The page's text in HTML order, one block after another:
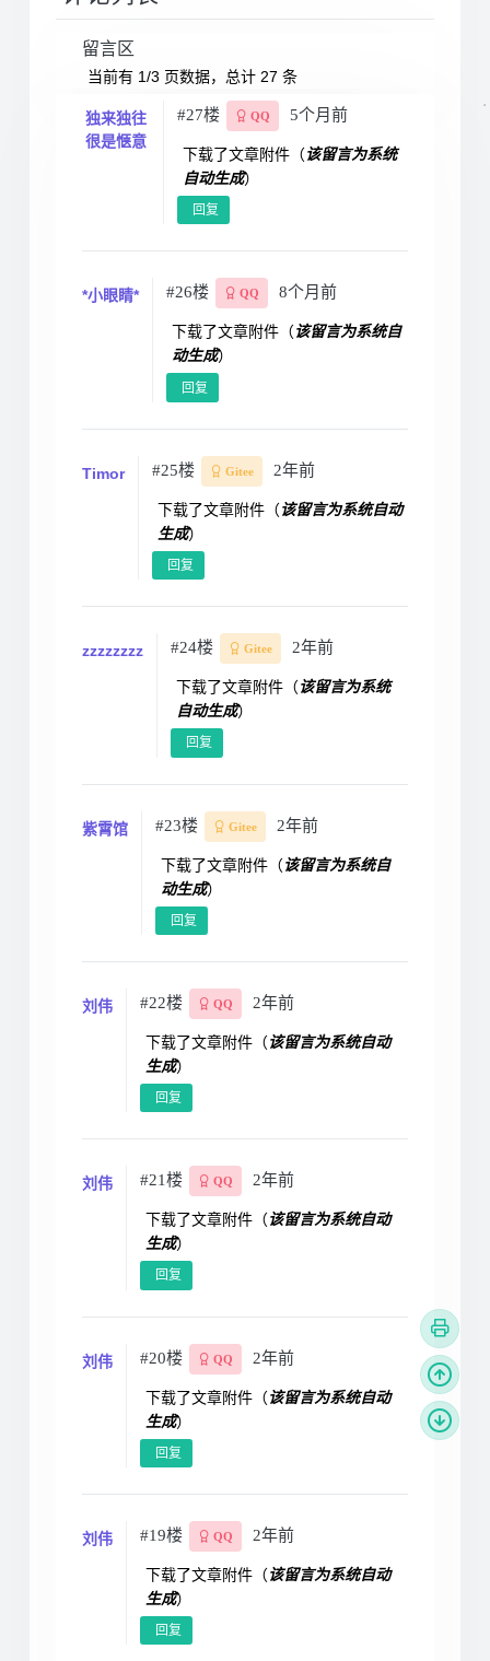
留言区
当前有 1/3 页数据，总计 27 条
独来独往
很是惬意
#27楼 QQ 5个月前
下载了文章附件（该留言为系统
自动生成）
回复
*小眼睛* #26楼 QQ 8个月前
下载了文章附件（该留言为系统自
动生成）
回复
Timor #25楼 Gitee 2年前
下载了文章附件（该留言为系统自动
生成）
回复
zzzzzzzz #24楼 Gitee 2年前
下载了文章附件（该留言为系统
自动生成）
回复
紫霄馆 #23楼 Gitee 2年前
下载了文章附件（该留言为系统自
动生成）
回复
刘伟 #22楼 QQ 2年前
下载了文章附件（该留言为系统自动
生成）
回复
刘伟 #21楼 QQ 2年前
下载了文章附件（该留言为系统自动
生成）
回复
刘伟 #20楼 QQ 2年前
下载了文章附件（该留言为系统自动
生成）
回复
刘伟 #19楼 QQ 2年前
下载了文章附件（该留言为系统自动
生成）
回复